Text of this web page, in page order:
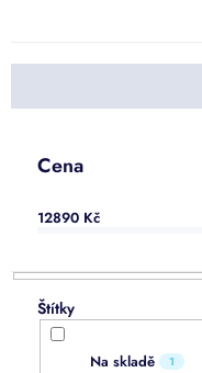
p
o
Cena
12890 Kč
Na skladě 1